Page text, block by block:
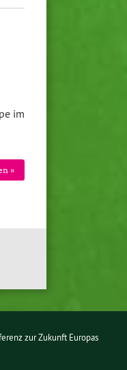
im
»
zur Zukunft Europas